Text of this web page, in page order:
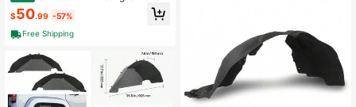
os delantero izquierdo del conducto
r para Chevrolet 1500 2019-2022 8
4533746
$50.99 -57%
Free Shipping